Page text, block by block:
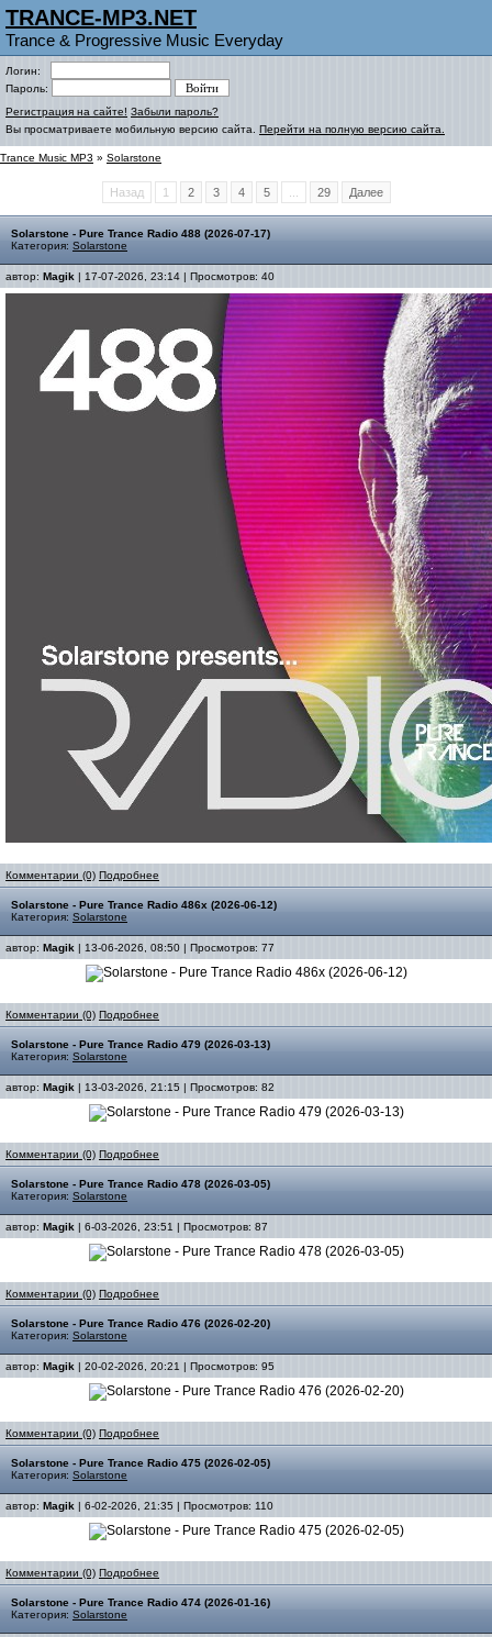
TRANCE-MP3.NET
Trance & Progressive Music Everyday
Логин:
Пароль:
Регистрация на сайте! Забыли пароль?
Вы просматриваете мобильную версию сайта. Перейти на полную версию сайта.
Trance Music MP3 » Solarstone
Назад 1 2 3 4 5 29 Далее
Solarstone - Pure Trance Radio 488 (2026-07-17)
Категория: Solarstone
автор: Magik | 17-07-2026, 23:14 | Просмотров: 40
Комментарии (0) Подробнее
Solarstone - Pure Trance Radio 486x (2026-06-12)
Категория: Solarstone
автор: Magik | 13-06-2026, 08:50 | Просмотров: 77
Комментарии (0) Подробнее
Solarstone - Pure Trance Radio 479 (2026-03-13)
Категория: Solarstone
автор: Magik | 13-03-2026, 21:15 | Просмотров: 82
Комментарии (0) Подробнее
Solarstone - Pure Trance Radio 478 (2026-03-05)
Категория: Solarstone
автор: Magik | 6-03-2026, 23:51 | Просмотров: 87
Комментарии (0) Подробнее
Solarstone - Pure Trance Radio 476 (2026-02-20)
Категория: Solarstone
автор: Magik | 20-02-2026, 20:21 | Просмотров: 95
Комментарии (0) Подробнее
Solarstone - Pure Trance Radio 475 (2026-02-05)
Категория: Solarstone
автор: Magik | 6-02-2026, 21:35 | Просмотров: 110
Комментарии (0) Подробнее
Solarstone - Pure Trance Radio 474 (2026-01-16)
Категория: Solarstone